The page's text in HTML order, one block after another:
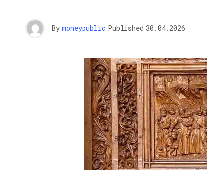
By moneypublic Published 30.04.2026